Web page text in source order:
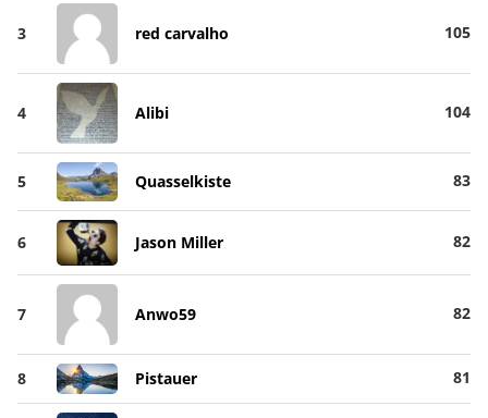
3 red carvalho 105
4 Alibi 104
5 Quasselkiste 83
6 Jason Miller 82
7 Anwo59 82
8 Pistauer 81